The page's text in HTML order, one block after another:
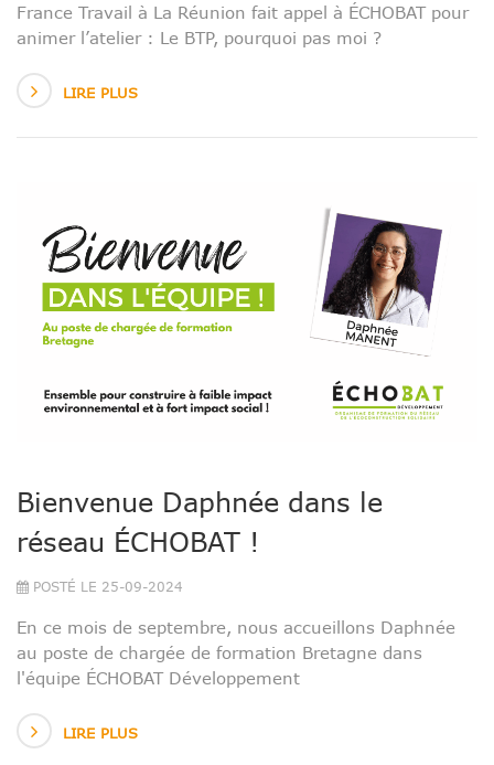
France Travail à La Réunion fait appel à ÉCHOBAT pour
animer l’atelier : Le BTP, pourquoi pas moi ?
LIRE PLUS
Bienvenue Daphnée dans le
réseau ÉCHOBAT !
POSTÉ LE 25-09-2024
En ce mois de septembre, nous accueillons Daphnée
au poste de chargée de formation Bretagne dans
l'équipe ÉCHOBAT Développement
LIRE PLUS